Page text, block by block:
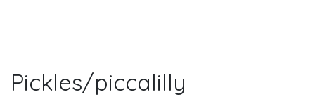
Pickles/piccalilly